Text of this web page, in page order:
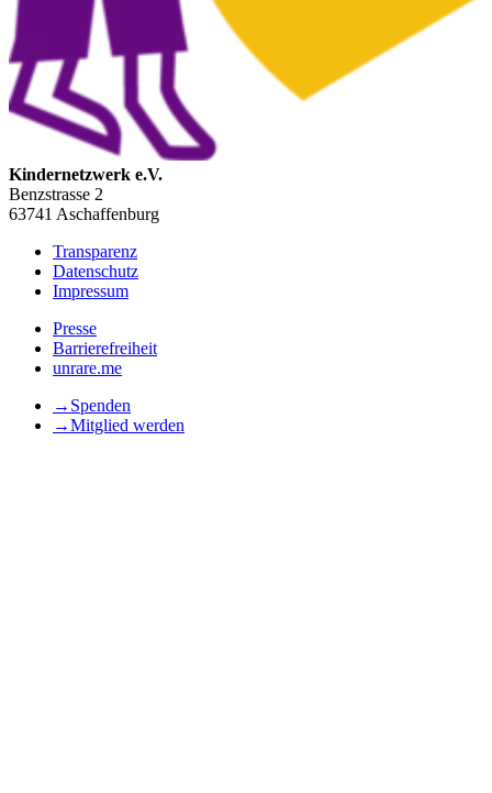
Kindernetzwerk e.V.
Benzstrasse 2
63741 Aschaffenburg
Transparenz
Datenschutz
Impressum
Presse
Barrierefreiheit
unrare.me
→ Spenden
→Mitglied werden